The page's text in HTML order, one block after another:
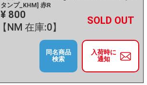
タンプ_KHM] 赤R
¥ 800
【NM 在庫:0】
－ +
入荷時に
通知
同名商品
検索